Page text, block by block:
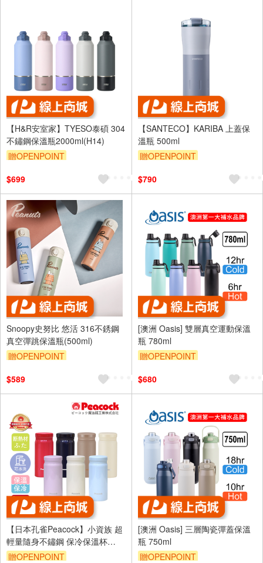
【H&R安室家】TYESO泰碩 304
不鏽鋼保溫瓶2000ml(H14)
贈OPENPOINT
$699
【SANTECO】KARIBA 上蓋保
溫瓶 500ml
贈OPENPOINT
$790
Snoopy史努比 悠活 316不銹鋼
真空彈跳保溫瓶(500ml)
贈OPENPOINT
$589
[澳洲 Oasis] 雙層真空運動保溫
瓶 780ml
贈OPENPOINT
$680
【日本孔雀Peacock】小資族 超
輕量隨身不鏽鋼 保冷保溫杯
200ML(迷你杯)-任選色
贈OPENPOINT
[澳洲 Oasis] 三層陶瓷彈蓋保溫
瓶 750ml
贈OPENPOINT